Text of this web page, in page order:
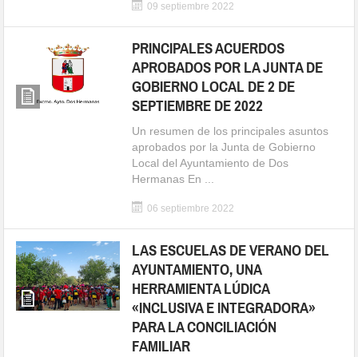
09 septiembre 2022
PRINCIPALES ACUERDOS
APROBADOS POR LA JUNTA DE
GOBIERNO LOCAL DE 2 DE
SEPTIEMBRE DE 2022
Un resumen de los principales asuntos
aprobados por la Junta de Gobierno
Local del Ayuntamiento de Dos
Hermanas En ...
06 septiembre 2022
LAS ESCUELAS DE VERANO DEL
AYUNTAMIENTO, UNA
HERRAMIENTA LÚDICA
«INCLUSIVA E INTEGRADORA»
PARA LA CONCILIACIÓN
FAMILIAR